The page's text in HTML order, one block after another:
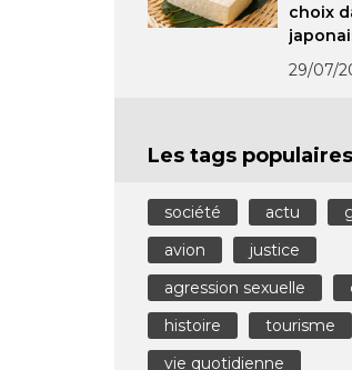
choix
29/07/
Les tags populaires
société actu
avion
justice
agression sexuelle
histoire
tourisme
vie quotidienne